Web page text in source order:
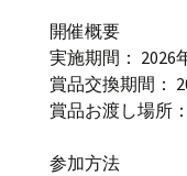
開催概要
実施期間： 2026
賞品交換期間：
賞品お渡し場所
参加方法